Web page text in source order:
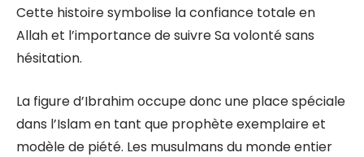
Cette histoire symbolise la confiance totale en
Allah et l’importance de suivre Sa volonté sans
hésitation.
La figure d’Ibrahim occupe donc une place spéciale
dans l’Islam en tant que prophète exemplaire et
modèle de piété. Les musulmans du monde entier